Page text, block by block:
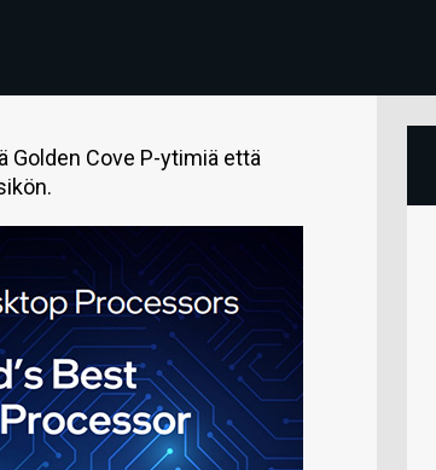
Cove P-ytimiä että